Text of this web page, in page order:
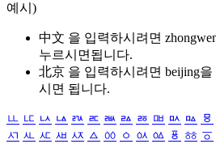
예시)
中文 을 입력하시려면
누르시면됩니다.
北京 을 입력하시려면 beijing을
시면 됩니다.
ㅥ ㅦ ㅧ ㅨ ㅩ ㅪ ㅫ ㅬ ㅭ ㅮ ㅯ ㅰ ㅱ
ㅺ ㅻ ㅼ ㅽ ㅾ ㅿ ㆀ ㆁ ㆂ ㆃ ㆄ ㆅ ㆆ